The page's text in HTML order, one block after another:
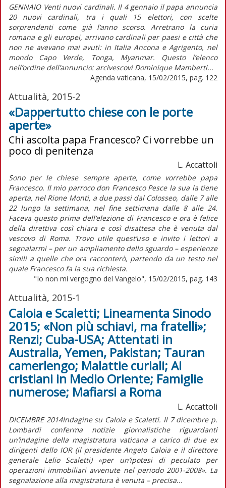
GENNAIO Venti nuovi cardinali. Il 4 gennaio il papa annuncia
20 nuovi cardinali, tra i quali 15 elettori, con scelte
sorprendenti come già l’anno scorso. Arretrano la curia
romana e gli europei, arrivano cardinali per paesi e città che
non ne avevano mai avuti: in Italia Ancona e Agrigento, nel
mondo Capo Verde, Tonga, Myanmar. Questo l’elenco
nell’ordine dell’annuncio: arcivescovi Dominique Mamberti...
Agenda vaticana, 15/02/2015, pag. 122
Attualità, 2015-2
«Dappertutto chiese con le porte
aperte»
Chi ascolta papa Francesco? Ci vorrebbe un
poco di penitenza
L. Accattoli
Sono per le chiese sempre aperte, come vorrebbe papa
Francesco. Il mio parroco don Francesco Pesce la sua la tiene
aperta, nel Rione Monti, a due passi dal Colosseo, dalle 7 alle
22 lungo la settimana, nel fine settimana dalle 8 alle 24.
Faceva questo prima dell’elezione di Francesco e ora è felice
della direttiva così chiara e così disattesa che è venuta dal
vescovo di Roma. Trovo utile quest’uso e invito i lettori a
segnalarmi – per un ampliamento dello sguardo – esperienze
simili a quelle che ora racconterò, partendo da un testo nel
quale Francesco fa la sua richiesta.
"Io non mi vergogno del Vangelo", 15/02/2015, pag. 143
Attualità, 2015-1
Caloia e Scaletti; Lineamenta Sinodo
2015; «Non più schiavi, ma fratelli»;
Renzi; Cuba-USA; Attentati in
Australia, Yemen, Pakistan; Tauran
camerlengo; Malattie curiali; Ai
cristiani in Medio Oriente; Famiglie
numerose; Mafiarsi a Roma
L. Accattoli
DICEMBRE 2014Indagine su Caloia e Scaletti. Il 7 dicembre p.
Lombardi conferma notizie giornalistiche riguardanti
un’indagine della magistratura vaticana a carico di due ex
dirigenti dello IOR (il presidente Angelo Caloia e il direttore
generale Lelio Scaletti) «per un’ipotesi di peculato per
operazioni immobiliari avvenute nel periodo 2001-2008». La
segnalazione alla magistratura è venuta – precisa...